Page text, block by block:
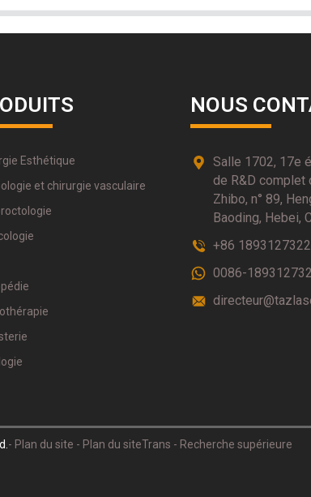
Esthétique
et chirurgie vasculaire
NOUS
Salle 1702, 17e
de R&D complet
Zhibo, n° 89,
Baoding, Hebei,
+86
0086-
- Plan du site - Plan du siteTrans - Recherche supérieure